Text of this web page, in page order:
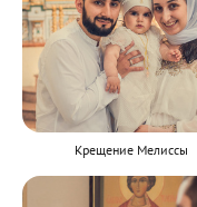
Крещение Мелиссы